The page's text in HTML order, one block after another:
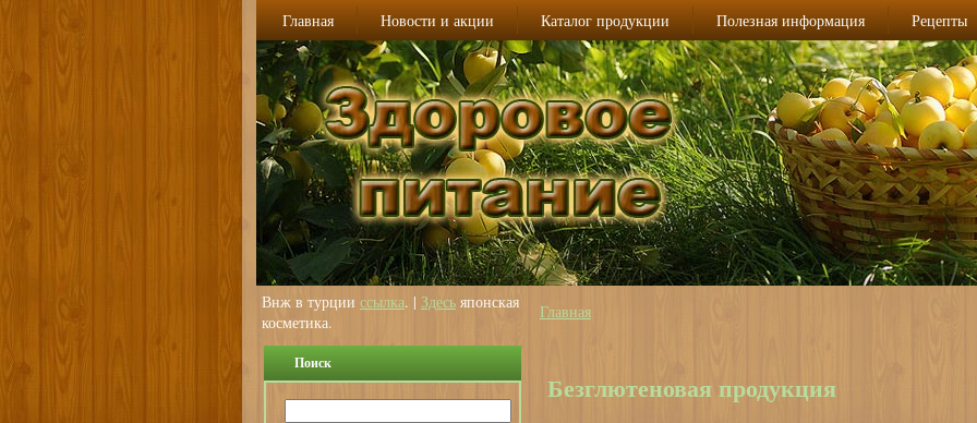
Главная Новости и акции Каталог продукции Полезная информация Рецепты
Внж в турции ссылка. | Здесь японская
косметика.
Поиск
Вы здесь
Главная
Безглютеновая продукция